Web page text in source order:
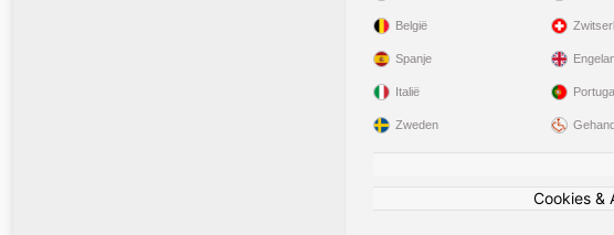
België
Spanje
Italië
Zweden
Cookies &